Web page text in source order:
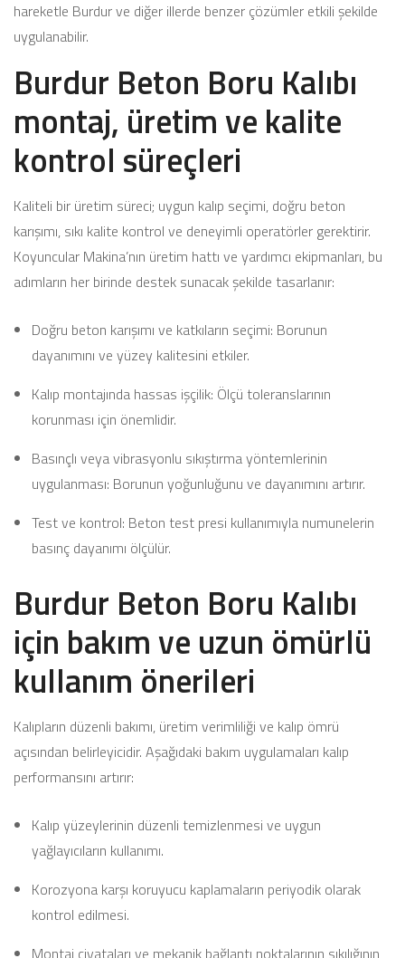
hareketle Burdur ve diğer illerde benzer çözümler etkili şekilde
uygulanabilir.
Burdur Beton Boru Kalıbı
montaj, üretim ve kalite
kontrol süreçleri
Kaliteli bir üretim süreci; uygun kalıp seçimi, doğru beton
karışımı, sıkı kalite kontrol ve deneyimli operatörler gerektirir.
Koyuncular Makina’nın üretim hattı ve yardımcı ekipmanları, bu
adımların her birinde destek sunacak şekilde tasarlanır:
Doğru beton karışımı ve katkıların seçimi: Borunun
dayanımını ve yüzey kalitesini etkiler.
Kalıp montajında hassas işçilik: Ölçü toleranslarının
korunması için önemlidir.
Basınçlı veya vibrasyonlu sıkıştırma yöntemlerinin
uygulanması: Borunun yoğunluğunu ve dayanımını artırır.
Test ve kontrol: Beton test presi kullanımıyla numunelerin
basınç dayanımı ölçülür.
Burdur Beton Boru Kalıbı
için bakım ve uzun ömürlü
kullanım önerileri
Kalıpların düzenli bakımı, üretim verimliliği ve kalıp ömrü
açısından belirleyicidir. Aşağıdaki bakım uygulamaları kalıp
performansını artırır:
Kalıp yüzeylerinin düzenli temizlenmesi ve uygun
yağlayıcıların kullanımı.
Korozyona karşı koruyucu kaplamaların periyodik olarak
kontrol edilmesi.
Montaj civataları ve mekanik bağlantı noktalarının sıkılığının